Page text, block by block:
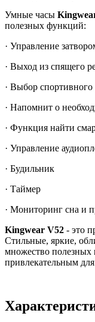
Умные часы
полезных функций:
· Управление
· Выход из спящего
· Выбор
· Напомнит о
· Функция найти
· Управление
· Будильник
· Таймер
· Мониторинг сна и
Kingwear V52 - это
Стильные, яркие,
множество полезных
привлекательным